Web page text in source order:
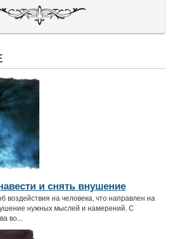
и снять внушение
воздействия на человека, что направлен на
нужных мыслей и намерений. С
во...